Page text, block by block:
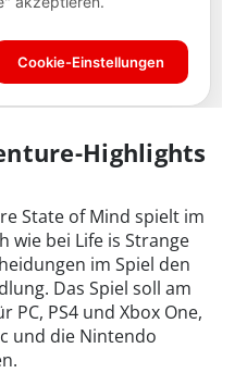
Highlights
State of Mind spielt im
wie bei Life is Strange
im Spiel den
Das Spiel soll am
PC, PS4 und Xbox One,
und die Nintendo